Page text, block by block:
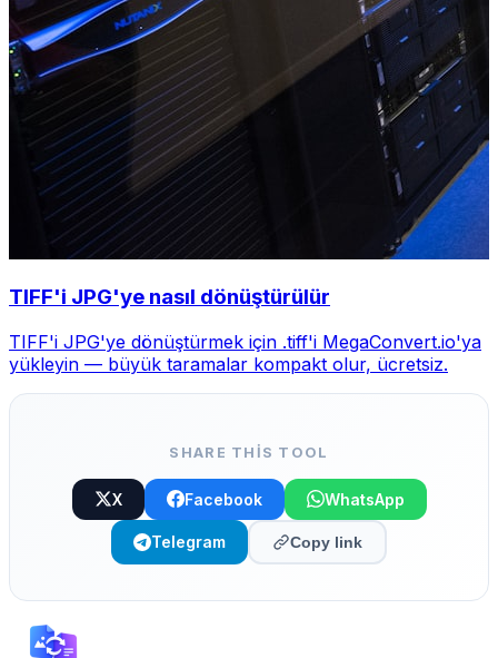
TIFF'i JPG'ye nasıl dönüştürülür
TIFF'i JPG'ye dönüştürmek için .tiff'i MegaConvert.io'ya
yükleyin — büyük taramalar kompakt olur, ücretsiz.
SHARE THIS TOOL
X Facebook WhatsApp
Telegram Copy link